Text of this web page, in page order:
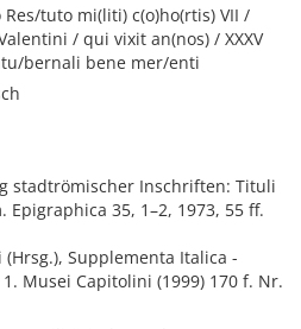
tuto mi(liti) c(o)ho(rtis) VII /
/ qui vixit an(nos) / XXXV
bernali bene mer/enti
stadtrömischer Inschriften: Tituli
35, 1–2, 1973, 55 ff.
(Hrsg.), Supplementa Italica -
1. Musei Capitolini (1999) 170 f. Nr.